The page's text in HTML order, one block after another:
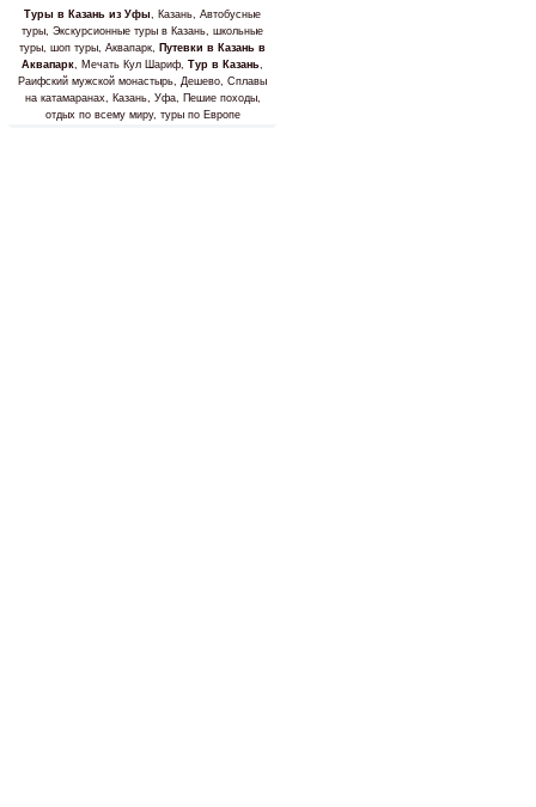
Туры в Казань из Уфы, Казань, Автобусные
туры, Экскурсионные туры в Казань, школьные
туры, шоп туры, Аквапарк, Путевки в Казань в
Аквапарк, Мечать Кул Шариф, Тур в Казань,
Раифский мужской монастырь, Дешево, Сплавы
на катамаранах, Казань, Уфа, Пешие походы,
отдых по всему миру, туры по Европе